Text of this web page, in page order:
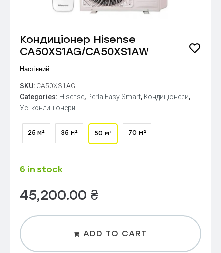
Кондиціонер Hisense
CA50XS1AG/CA50XS1AW
Настінний
SKU: CA50XS1AG
Categories: Hisense, Perla Easy Smart, Кондиціонери,
Усі кондиціонери
25 м² 35 м² 50 м² 70 м²
6 in stock
45,200.00 ₴
ADD TO CART